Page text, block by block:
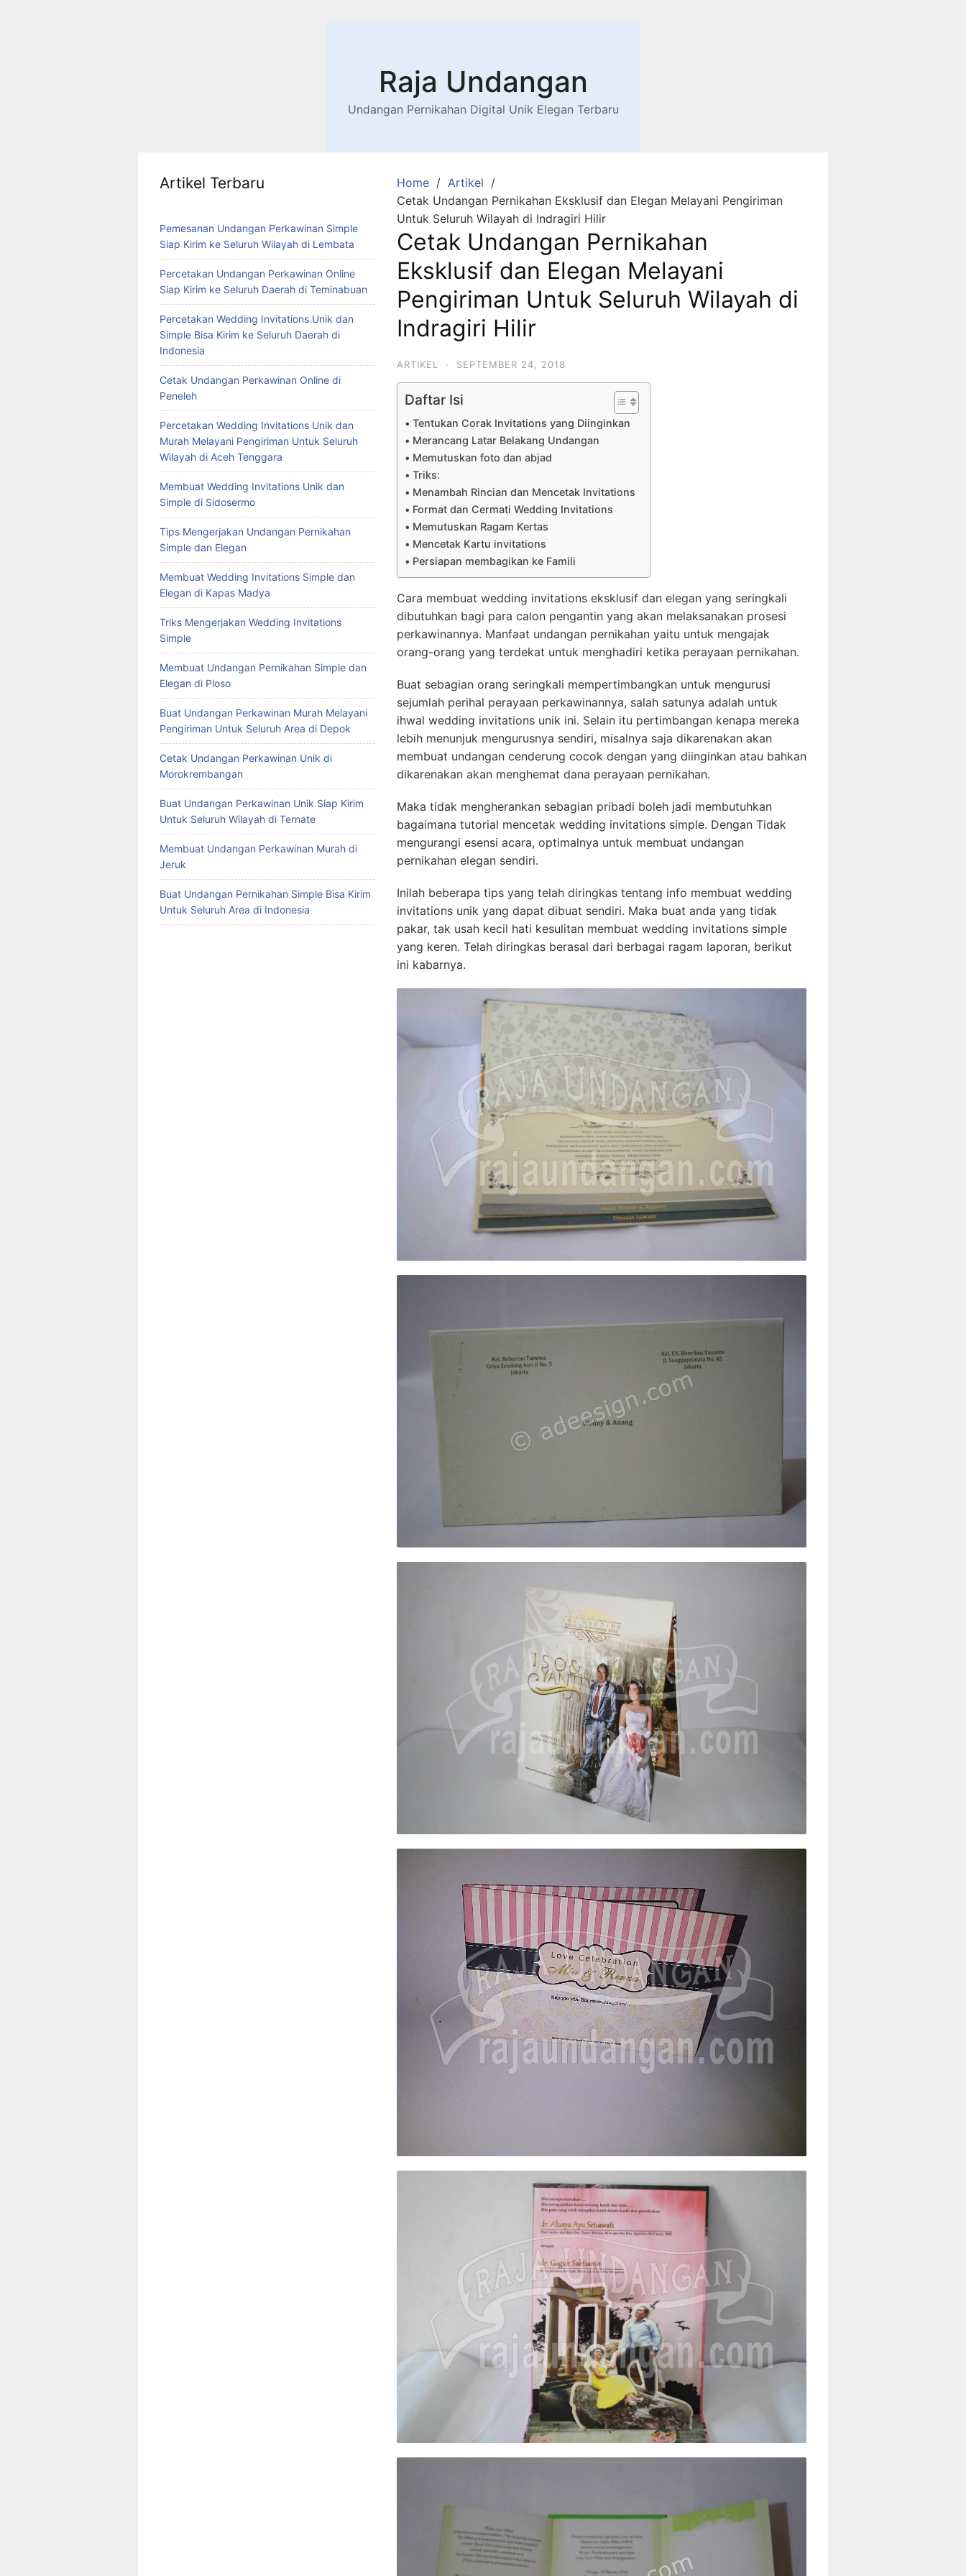
Raja Undangan
Undangan Pernikahan Digital Unik Elegan Terbaru
Home
Artikel
Cetak Undangan Pernikahan Eksklusif dan Elegan Melayani Pengiriman
Untuk Seluruh Wilayah di Indragiri Hilir
Cetak Undangan Pernikahan
Eksklusif dan Elegan Melayani
Pengiriman Untuk Seluruh Wilayah di
Indragiri Hilir
ARTIKEL · SEPTEMBER 24, 2018
Daftar Isi
Tentukan Corak Invitations yang Diinginkan
Merancang Latar Belakang Undangan
Memutuskan foto dan abjad
Triks:
Menambah Rincian dan Mencetak Invitations
Format dan Cermati Wedding Invitations
Memutuskan Ragam Kertas
Mencetak Kartu invitations
Persiapan membagikan ke Famili
Cara membuat wedding invitations eksklusif dan elegan yang seringkali
dibutuhkan bagi para calon pengantin yang akan melaksanakan prosesi
perkawinannya. Manfaat undangan pernikahan yaitu untuk mengajak
orang-orang yang terdekat untuk menghadiri ketika perayaan pernikahan.
Buat sebagian orang seringkali mempertimbangkan untuk mengurusi
sejumlah perihal perayaan perkawinannya, salah satunya adalah untuk
ihwal wedding invitations unik ini. Selain itu pertimbangan kenapa mereka
lebih menunjuk mengurusnya sendiri, misalnya saja dikarenakan akan
membuat undangan cenderung cocok dengan yang diinginkan atau bahkan
dikarenakan akan menghemat dana perayaan pernikahan.
Maka tidak mengherankan sebagian pribadi boleh jadi membutuhkan
bagaimana tutorial mencetak wedding invitations simple. Dengan Tidak
mengurangi esensi acara, optimalnya untuk membuat undangan
pernikahan elegan sendiri.
Inilah beberapa tips yang telah diringkas tentang info membuat wedding
invitations unik yang dapat dibuat sendiri. Maka buat anda yang tidak
pakar, tak usah kecil hati kesulitan membuat wedding invitations simple
yang keren. Telah diringkas berasal dari berbagai ragam laporan, berikut
ini kabarnya.
Artikel Terbaru
Pemesanan Undangan Perkawinan Simple
Siap Kirim ke Seluruh Wilayah di Lembata
Percetakan Undangan Perkawinan Online
Siap Kirim ke Seluruh Daerah di Teminabuan
Percetakan Wedding Invitations Unik dan
Simple Bisa Kirim ke Seluruh Daerah di
Indonesia
Cetak Undangan Perkawinan Online di
Peneleh
Percetakan Wedding Invitations Unik dan
Murah Melayani Pengiriman Untuk Seluruh
Wilayah di Aceh Tenggara
Membuat Wedding Invitations Unik dan
Simple di Sidosermo
Tips Mengerjakan Undangan Pernikahan
Simple dan Elegan
Membuat Wedding Invitations Simple dan
Elegan di Kapas Madya
Triks Mengerjakan Wedding Invitations
Simple
Membuat Undangan Pernikahan Simple dan
Elegan di Ploso
Buat Undangan Perkawinan Murah Melayani
Pengiriman Untuk Seluruh Area di Depok
Cetak Undangan Perkawinan Unik di
Morokrembangan
Buat Undangan Perkawinan Unik Siap Kirim
Untuk Seluruh Wilayah di Ternate
Membuat Undangan Perkawinan Murah di
Jeruk
Buat Undangan Pernikahan Simple Bisa Kirim
Untuk Seluruh Area di Indonesia